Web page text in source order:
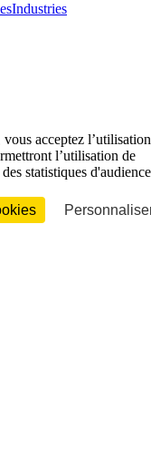
Industries
acceptez l’utilisation
l’utilisation de
statistiques d'audience